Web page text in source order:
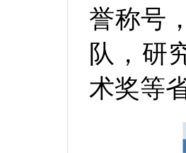
誉称号
队，研
术奖等